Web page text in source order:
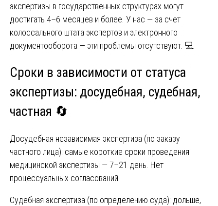
экспертизы в государственных структурах могут
достигать 4–6 месяцев и более. У нас — за счет
колоссального штата экспертов и электронного
документооборота — эти проблемы отсутствуют. 💻
Сроки в зависимости от статуса
экспертизы: досудебная, судебная,
частная 🔄
Досудебная независимая экспертиза (по заказу
частного лица): самые короткие сроки проведения
медицинской экспертизы — 7–21 день. Нет
процессуальных согласований.
Судебная экспертиза (по определению суда): дольше,